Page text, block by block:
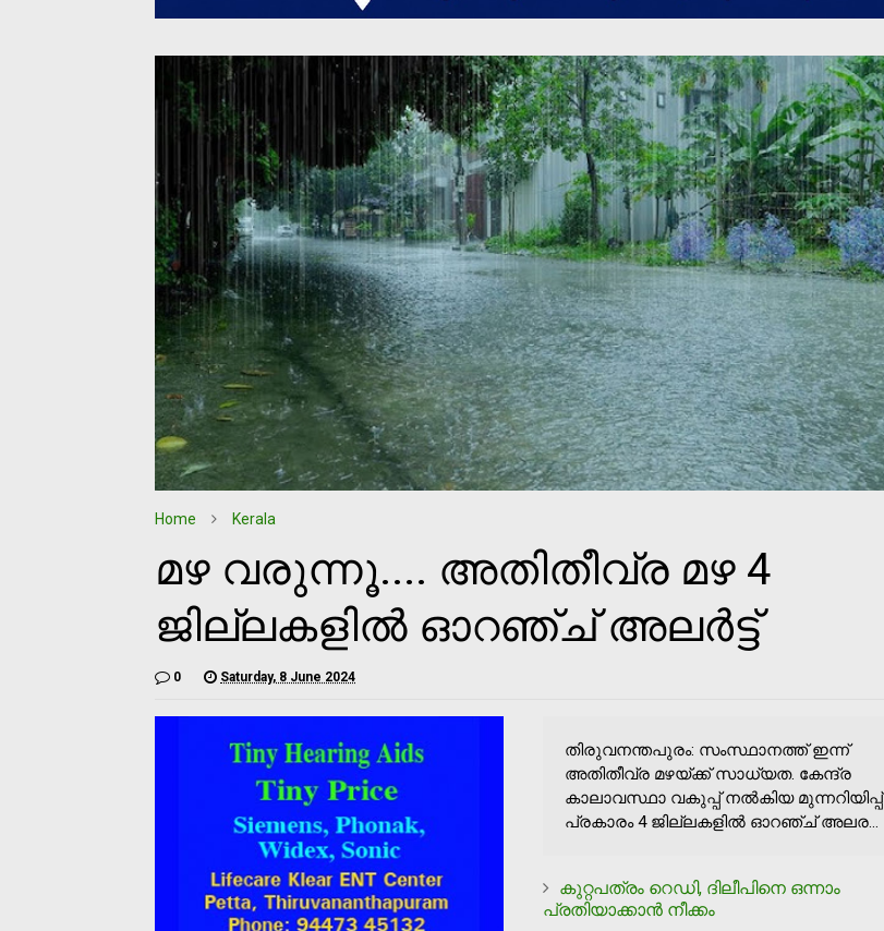
Home Kerala
മഴ വരുന്നൂ.... അതിതീവ്ര മഴ 4
ജില്ലകളില്‍ ഓറഞ്ച് അലര്‍ട്ട്
0 Saturday, 8 June 2024
തിരുവനന്തപുരം: സംസ്ഥാനത്ത് ഇന്ന്
അതിതീവ്ര മഴയ്ക്ക് സാധ്യത. കേന്ദ്ര
കാലാവസ്ഥാ വകുപ്പ് നല്‍കിയ മുന്നറിയിപ്പ്
പ്രകാരം 4 ജില്ലകളില്‍ ഓറഞ്ച് അലര...
കുറ്റപത്രം റെഡി, ദിലീപിനെ ഒന്നാം
പ്രതിയാക്കാൻ നീക്കം